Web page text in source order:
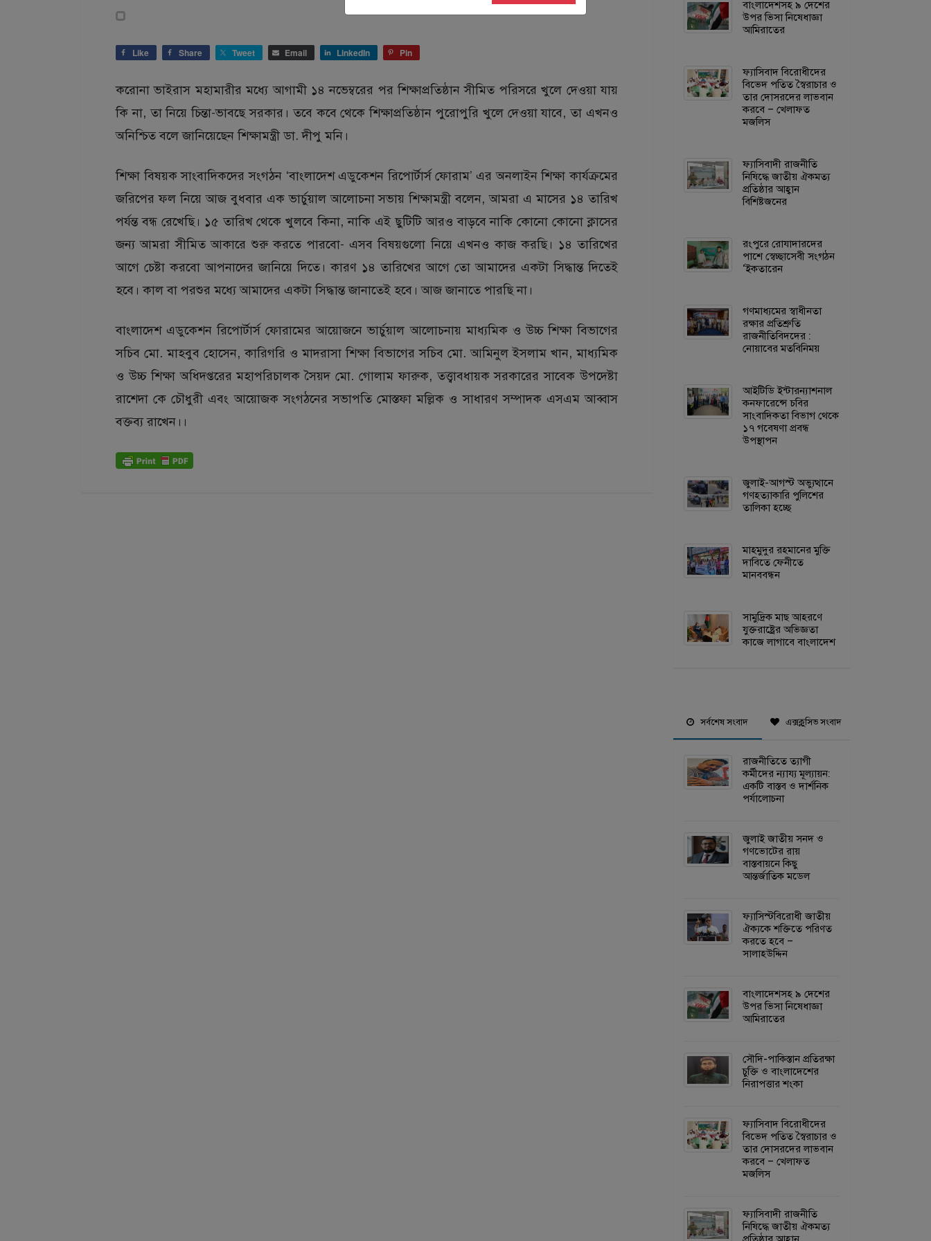
Like Share Tweet Email LinkedIn Pin
করোনা ভাইরাস মহামারীর মধ্যে আগামী ১৪ নভেম্বরের পর শিক্ষাপ্রতিষ্ঠান সীমিত পরিসরে খুলে দেওয়া যায়
কি না, তা নিয়ে চিন্তা-ভাবছে সরকার। তবে কবে থেকে শিক্ষাপ্রতিষ্ঠান পুরোপুরি খুলে দেওয়া যাবে, তা এখনও
অনিশ্চিত বলে জানিয়েছেন শিক্ষামন্ত্রী ডা. দীপু মনি।
শিক্ষা বিষয়ক সাংবাদিকদের সংগঠন ‘বাংলাদেশ এডুকেশন রিপোর্টার্স ফোরাম’ এর অনলাইন শিক্ষা কার্যক্রমের
জরিপের ফল নিয়ে আজ বুধবার এক ভার্চুয়াল আলোচনা সভায় শিক্ষামন্ত্রী বলেন, আমরা এ মাসের ১৪ তারিখ
পর্যন্ত বন্ধ রেখেছি। ১৫ তারিখ থেকে খুলবে কিনা, নাকি এই ছুটিটি আরও বাড়বে নাকি কোনো কোনো ক্লাসের
জন্য আমরা সীমিত আকারে শুরু করতে পারবো- এসব বিষয়গুলো নিয়ে এখনও কাজ করছি। ১৪ তারিখের
আগে চেষ্টা করবো আপনাদের জানিয়ে দিতে। কারণ ১৪ তারিখের আগে তো আমাদের একটা সিদ্ধান্ত দিতেই
হবে। কাল বা পরশুর মধ্যে আমাদের একটা সিদ্ধান্ত জানাতেই হবে। আজ জানাতে পারছি না।
বাংলাদেশ এডুকেশন রিপোর্টার্স ফোরামের আয়োজনে ভার্চুয়াল আলোচনায় মাধ্যমিক ও উচ্চ শিক্ষা বিভাগের
সচিব মো. মাহবুব হোসেন, কারিগরি ও মাদরাসা শিক্ষা বিভাগের সচিব মো. আমিনুল ইসলাম খান, মাধ্যমিক
ও উচ্চ শিক্ষা অধিদপ্তরের মহাপরিচালক সৈয়দ মো. গোলাম ফারুক, তত্ত্বাবধায়ক সরকারের সাবেক উপদেষ্টা
রাশেদা কে চৌধুরী এবং আয়োজক সংগঠনের সভাপতি মোস্তফা মল্লিক ও সাধারণ সম্পাদক এসএম আব্বাস
বক্তব্য রাখেন।।
বাংলাদেশসহ ৯ দেশের
উপর ভিসা নিষেধাজ্ঞা
আমিরাতের
ফ্যাসিবাদ বিরোধীদের
বিভেদ পতিত স্বৈরাচার ও
তার দোসরদের লাভবান
করবে – খেলাফত
মজলিস
ফ্যাসিবাদী রাজনীতি
নিষিদ্ধে জাতীয় ঐকমত্য
প্রতিষ্ঠার আহ্বান
বিশিষ্টজনের
রংপুরে রোযাদারদের
পাশে স্বেচ্ছাসেবী সংগঠন
‘ইকতারেন
গণমাধ্যমের স্বাধীনতা
রক্ষার প্রতিশ্রুতি
রাজনীতিবিদদের :
নোয়াবের মতবিনিময়
আইটিডি ইন্টারন্যাশনাল
কনফারেন্সে চবির
সাংবাদিকতা বিভাগ থেকে
১৭ গবেষণা প্রবন্ধ
উপস্থাপন
জুলাই-আগস্ট অভ্যুত্থানে
গণহত্যাকারি পুলিশের
তালিকা হচ্ছে
মাহমুদুর রহমানের মুক্তি
দাবিতে ফেনীতে
মানববন্ধন
সামুদ্রিক মাছ আহরণে
যুক্তরাষ্ট্রের অভিজ্ঞতা
কাজে লাগাবে বাংলাদেশ
সর্বশেষ সংবাদ এক্সক্লুসিভ সংবাদ
রাজনীতিতে ত্যাগী
কর্মীদের ন্যায্য মূল্যায়ন:
একটি বাস্তব ও দার্শনিক
পর্যালোচনা
জুলাই জাতীয় সনদ ও
গণভোটের রায়
বাস্তবায়নে কিছু
আন্তর্জাতিক মডেল
ফ্যাসিস্টবিরোধী জাতীয়
ঐক্যকে শক্তিতে পরিণত
করতে হবে –
সালাহউদ্দিন
বাংলাদেশসহ ৯ দেশের
উপর ভিসা নিষেধাজ্ঞা
আমিরাতের
সৌদি-পাকিস্তান প্রতিরক্ষা
চুক্তি ও বাংলাদেশের
নিরাপত্তার শংকা
ফ্যাসিবাদ বিরোধীদের
বিভেদ পতিত স্বৈরাচার ও
তার দোসরদের লাভবান
করবে – খেলাফত
মজলিস
ফ্যাসিবাদী রাজনীতি
নিষিদ্ধে জাতীয় ঐকমত্য